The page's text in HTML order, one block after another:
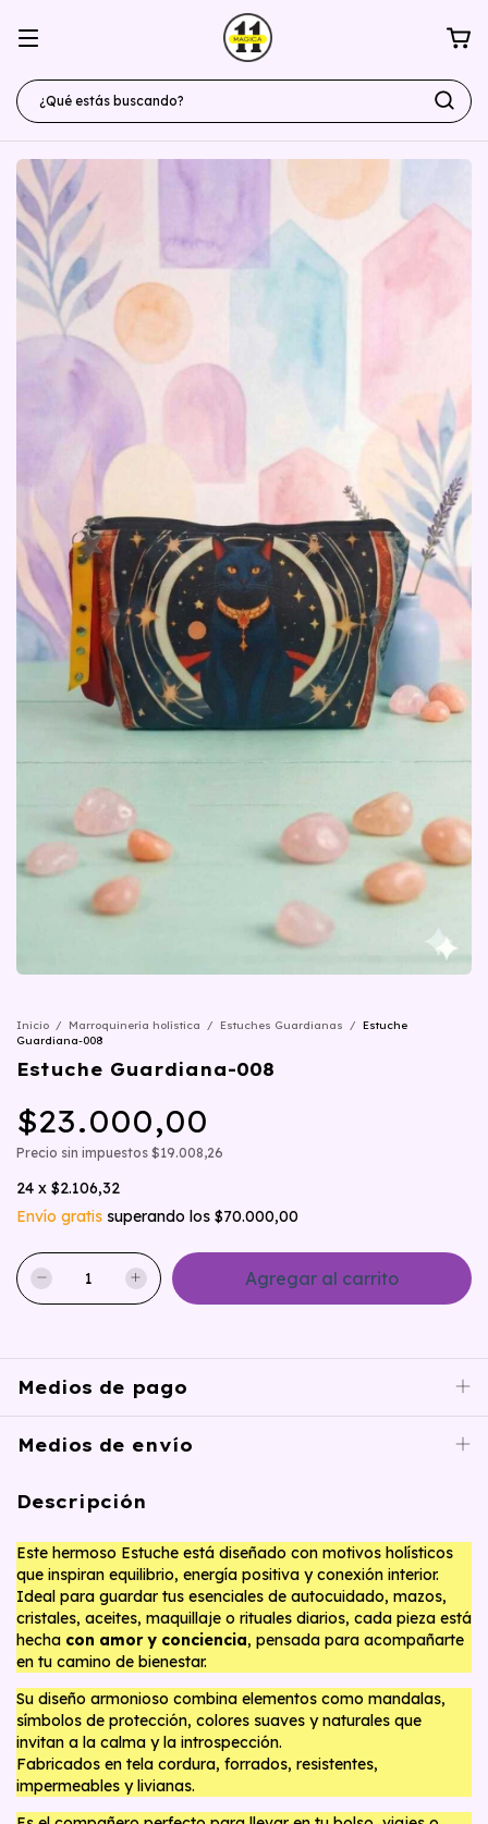
Inicio / Marroquinería holística / Estuches Guardianas / Estuche
Guardiana-008
Estuche Guardiana-008
$23.000,00
Precio sin impuestos $19.008,26
24 x $2.106,32
Envío gratis superando los $70.000,00
Medios de pago
Medios de envío
Descripción
Este hermoso Estuche está diseñado con motivos holísticos
que inspiran equilibrio, energía positiva y conexión interior.
Ideal para guardar tus esenciales de autocuidado, mazos,
cristales, aceites, maquillaje o rituales diarios, cada pieza está
hecha con amor y conciencia, pensada para acompañarte
en tu camino de bienestar.
Su diseño armonioso combina elementos como mandalas,
símbolos de protección, colores suaves y naturales que
invitan a la calma y la introspección.
Fabricados en tela cordura, forrados, resistentes,
impermeables y livianas.